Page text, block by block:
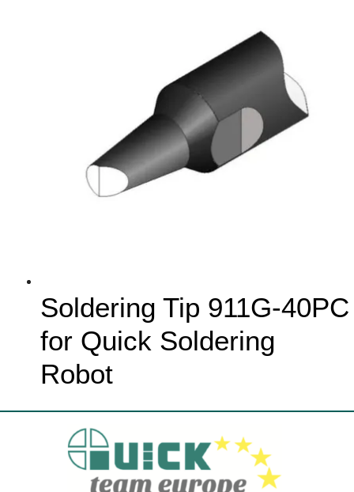
Soldering Tip 911G-40PC
for Quick Soldering
Robot